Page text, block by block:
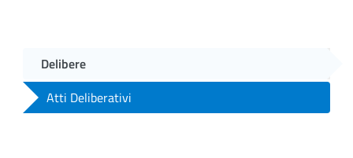
Delibere
Atti Deliberativi